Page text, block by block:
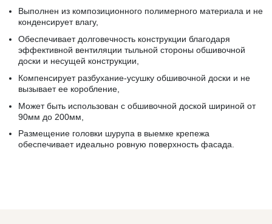
Выполнен из композиционного полимерного материала и не
конденсирует влагу,
Обеспечивает долговечность конструкции благодаря
эффективной вентиляции тыльной стороны обшивочной
доски и несущей конструкции,
Компенсирует разбухание-усушку обшивочной доски и не
вызывает ее коробление,
Может быть использован с обшивочной доской шириной от
90мм до 200мм,
Размещение головки шурупа в выемке крепежа
обеспечивает идеально ровную поверхность фасада.